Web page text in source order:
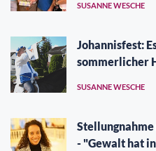
SUSANNE WESCHE
Johannisfest:
sommerlicher
SUSANNE WESCHE
- "Gewalt hat